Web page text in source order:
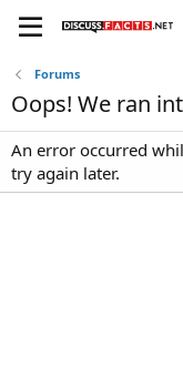
Forums
Oops! We ran
An error occurred
try again later.